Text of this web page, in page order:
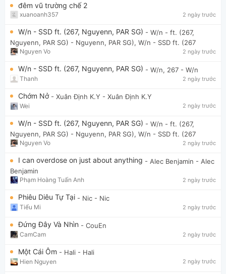
đêm vũ trường chế 2
xuanoanh357 2 ngày trước
W/n - SSD ft. (267, Nguyenn, PAR SG) - W/n - ft. (267,
Nguyenn, PAR SG) - Nguyenn, PAR SG), W/n - SSD ft. (267
Nguyen Vo 2 ngày trước
W/n - SSD ft. (267, Nguyenn, PAR SG) - W/n, 267 - W/n
Thanh 2 ngày trước
Chớm Nở - Xuân Định K.Y - Xuân Định K.Y
Wei 2 ngày trước
W/n - SSD ft. (267, Nguyenn, PAR SG) - W/n - ft. (267,
Nguyenn, PAR SG) - Nguyenn, PAR SG), W/n - SSD ft. (267
Nguyen Vo 2 ngày trước
I can overdose on just about anything - Alec Benjamin - Alec
Benjamin
Phạm Hoàng Tuấn Anh 2 ngày trước
Phiêu Diêu Tự Tại - Nic - Nic
Tiểu Mi 2 ngày trước
Đứng Đây Và Nhìn - CouEn
CamCam 2 ngày trước
Một Cái Ôm - Hali - Hali
Hien Nguyen 2 ngày trước